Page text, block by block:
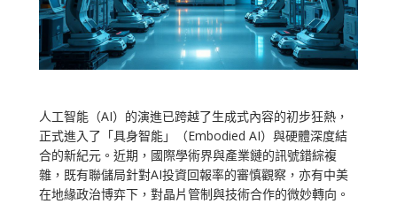
人工智能（AI）的演進已跨越了生成式內容的初步狂熱，
正式進入了「具身智能」（Embodied AI）與硬體深度結
合的新紀元。近期，國際學術界與產業鏈的訊號錯綜複
雜，既有聯儲局針對AI投資回報率的審慎觀察，亦有中美
在地緣政治博弈下，對晶片管制與技術合作的微妙轉向。